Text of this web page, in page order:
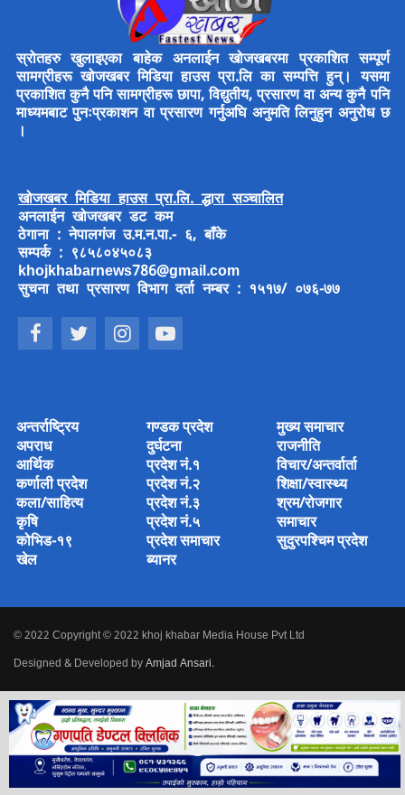
स्रोतहरु खुलाइएका बाहेक अनलाईन खोजखबरमा प्रकाशित सम्पूर्ण
सामग्रीहरू खोजखबर मिडिया हाउस प्रा.लि का सम्पत्ति हुन्। यसमा
प्रकाशित कुनै पनि सामग्रीहरू छापा, विद्युतीय, प्रसारण वा अन्य कुनै पनि
माध्यमबाट पुनःप्रकाशन वा प्रसारण गर्नुअघि अनुमति लिनुहुन अनुरोध छ
।
खोजखबर मिडिया हाउस प्रा.लि. द्धारा सञ्चालित
अनलाईन खोजखबर डट कम
ठेगाना : नेपालगंज उ.म.न.पा.- ६, बाँके
सम्पर्क : ९८५८०४५०८३
khojkhabarnews786@gmail.com
सुचना तथा प्रसारण विभाग दर्ता नम्बर : १५१७/ ०७६-७७
अन्तर्राष्ट्रिय
अपराध
आर्थिक
कर्णाली प्रदेश
कला/साहित्य
कृषि
कोभिड-१९
खेल
गण्डक प्रदेश
दुर्घटना
प्रदेश नं.१
प्रदेश नं.२
प्रदेश नं.३
प्रदेश नं.५
प्रदेश समाचार
ब्यानर
मुख्य समाचार
राजनीति
विचार/अन्तर्वार्ता
शिक्षा/स्वास्थ्य
श्रम/रोजगार
समाचार
सुदुरपश्चिम प्रदेश
© 2022 Copyright © 2022 khoj khabar Media House Pvt Ltd
Designed & Developed byAmjad Ansari.